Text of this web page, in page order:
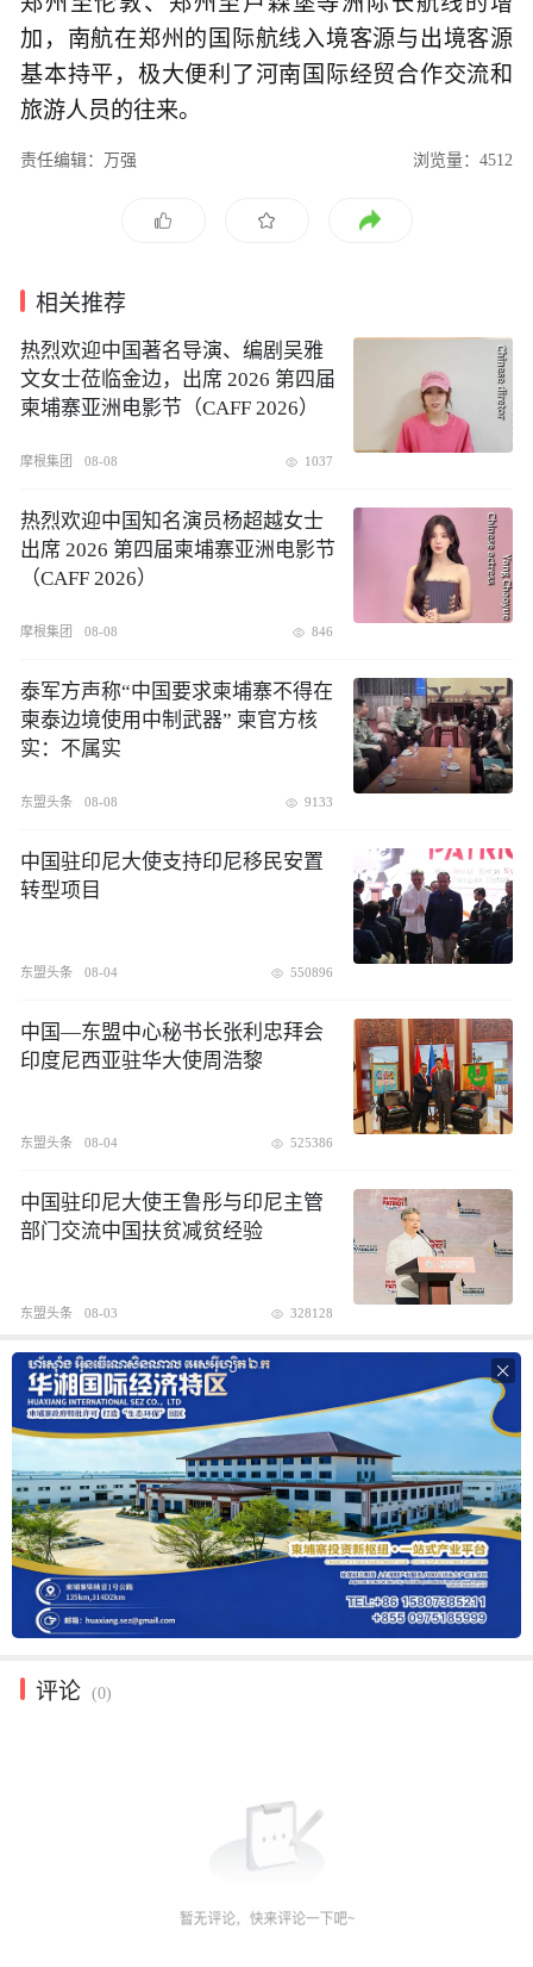
加，南航在郑州的国际航线入境客源与出境客源
基本持平，极大便利了河南国际经贸合作交流和
旅游人员的往来。
责任编辑：万强 浏览量：4512
相关推荐
热烈欢迎中国著名导演、编剧吴雅
文女士莅临金边，出席 2026 第四届
柬埔寨亚洲电影节（CAFF 2026）
摩根集团 08-08 1037
热烈欢迎中国知名演员杨超越女士
出席 2026 第四届柬埔寨亚洲电影节
（CAFF 2026）
摩根集团 08-08 846
泰军方声称“中国要求柬埔寨不得在
柬泰边境使用中制武器” 柬官方核
实：不属实
东盟头条 08-08 9133
中国驻印尼大使支持印尼移民安置
转型项目
东盟头条 08-04 550896
中国—东盟中心秘书长张利忠拜会
印度尼西亚驻华大使周浩黎
东盟头条 08-04 525386
中国驻印尼大使王鲁彤与印尼主管
部门交流中国扶贫减贫经验
东盟头条 08-03 328128

评论 (0)